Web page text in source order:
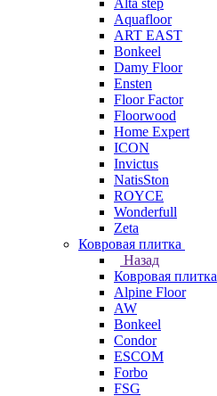
Alta step
Aquafloor
ART EAST
Bonkeel
Damy Floor
Ensten
Floor Factor
Floorwood
Home Expert
ICON
Invictus
NatisSton
ROYCE
Wonderfull
Zeta
Ковровая плитка
Назад
Ковровая плитка
Alpine Floor
AW
Bonkeel
Condor
ESCOM
Forbo
FSG